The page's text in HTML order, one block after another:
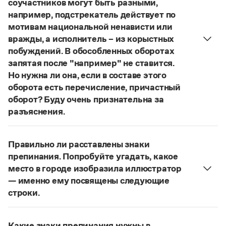
Словари русского языка как государственного
Справочники
Правила русской орфографии и пунктуации
Русский язык. Краткий теоретический курс
для школьников
Письмовник
Справочник по пунктуации
Азбучные истины
Словарь-справочник непростые слова
Все справочники портала
Новости и события
Управление в русском языке
Словарь русских имён
Словарь методических терминов
Правила русской орфографии и пунктуации
(1956)
соучастников могут быть разными,
например, подстрекатель действует по
мотивам национальной ненависти или
вражды, а исполнитель – из корыстных
побуждений. В обособленных оборотах
запятая после "например" не ставится.
Но нужна ли она, если в составе этого
оборота есть перечисление, причастный
оборот? Буду очень признательна за
разъяснения.
В § 94«Правил русской орфографии и пунктуации»
слова и сочетания слов, стоящие на границе
частей сложного предложения и относящиеся к
следующему за ними предложению,
не отделяются от него запятой:Послышался
резкий стук, должно быть сорвалась ставня
По этому правилу запятая посленапример
не нужна:Мотивы совершения преступления у
Правильно ли расставлены знаки
препинания. Попробуйте угадать, какое
место в городе изобразила иллюстратор
— именно ему посвящены следующие
строки.
Нужно закрыть запятой придаточную часть: